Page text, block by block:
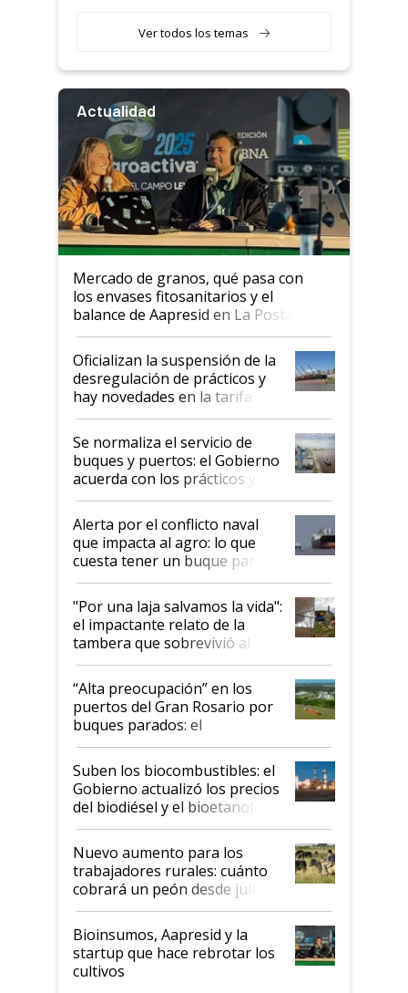
Ver todos los temas
Actualidad
Mercado de granos, qué pasa con
los envases fitosanitarios y el
balance de Aapresid en La Posta
Oficializan la suspensión de la
desregulación de prácticos y
hay novedades en la tarifa de
la hidrovía
Se normaliza el servicio de
buques y puertos: el Gobierno
acuerda con los prácticos y
suspende el decreto de
desregulación
Alerta por el conflicto naval
que impacta al agro: lo que
cuesta tener un buque parado
y el peligro de que Argentina
pase a ser "país sucio"
"Por una laja salvamos la vida":
el impactante relato de la
tambera que sobrevivió al
tornado
“Alta preocupación” en los
puertos del Gran Rosario por
buques parados: el
funcionamiento de las
exportadoras en tensión tras
la medida de fuerza de los
prácticos
Suben los biocombustibles: el
Gobierno actualizó los precios
del biodiésel y el bioetanol
Nuevo aumento para los
trabajadores rurales: cuánto
cobrará un peón desde julio
Bioinsumos, Aapresid y la
startup que hace rebrotar los
cultivos